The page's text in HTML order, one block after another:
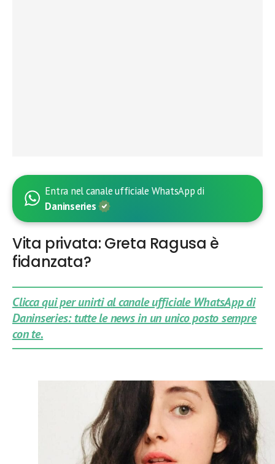
Entra nel canale ufficiale WhatsApp di
Daninseries
Vita privata: Greta Ragusa è
fidanzata?
Clicca qui per unirti al canale ufficiale WhatsApp di
Daninseries: tutte le news in un unico posto sempre
con te.